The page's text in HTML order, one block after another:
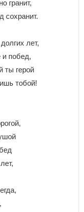
гранит,
сохранит.
лет,
и побед,
ты герой
тобой!